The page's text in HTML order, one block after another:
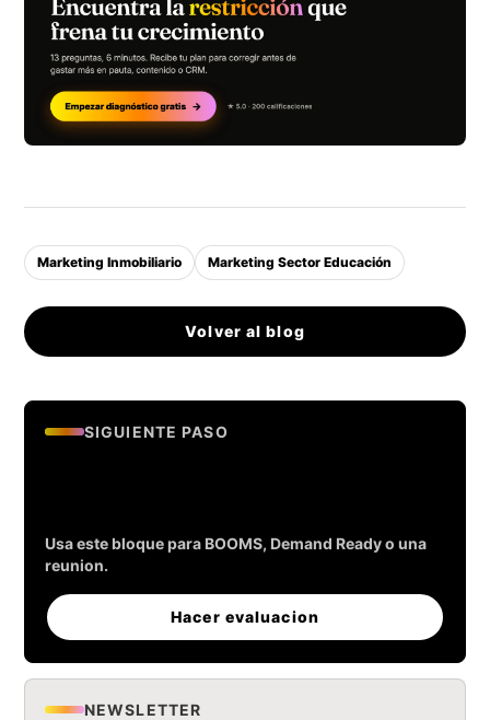
Marketing Inmobiliario Marketing Sector Educación
Volver al blog
SIGUIENTE PASO
Usa este bloque para BOOMS, Demand Ready o una
reunion.
Hacer evaluacion
NEWSLETTER